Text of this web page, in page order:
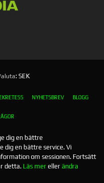
: SEK
NYHETSBREV BLOGG
dig en bättre
dig en bättre service. Vi
om sessionen. Fortsätt
detta. Läs mer ellerändra